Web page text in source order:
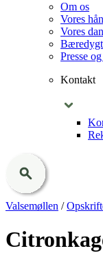
Om os
Vores
Vores
Presse
Kontakt
Valsemøllen /